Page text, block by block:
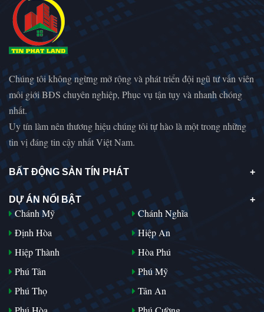
Chúng tôi không ngừng mở rộng và phát triển đội ngũ tư vấn viên
môi giới BĐS chuyên nghiệp, Phục vụ tận tụy và nhanh chóng
nhất.
Uy tín làm nên thương hiệu chúng tôi tự hào là một trong những
tin vị đáng tin cậy nhất Việt Nam.
BẤT ĐỘNG SẢN TÍN PHÁT
DỰ ÁN NỔI BẬT
Chánh Mỹ
Chánh Nghĩa
Định Hòa
Hiệp An
Hiệp Thành
Hòa Phú
Phú Tân
Phú Mỹ
Phú Thọ
Tân An